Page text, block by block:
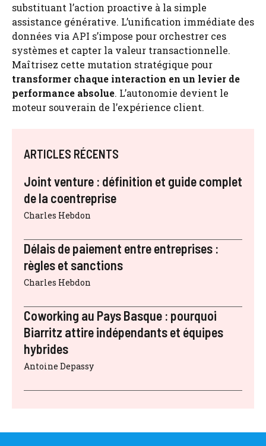
substituant l’action proactive à la simple
assistance générative. L’unification immédiate des
données via API s’impose pour orchestrer ces
systèmes et capter la valeur transactionnelle.
Maîtrisez cette mutation stratégique pour
transformer chaque interaction en un levier de
performance absolue. L’autonomie devient le
moteur souverain de l’expérience client.
ARTICLES RÉCENTS
Joint venture : définition et guide complet
de la coentreprise
Charles Hebdon
Délais de paiement entre entreprises :
règles et sanctions
Charles Hebdon
Coworking au Pays Basque : pourquoi
Biarritz attire indépendants et équipes
hybrides
Antoine Depassy